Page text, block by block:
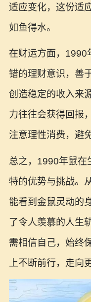
适应变化，这份适
如鱼得水。
在财运方面，1990
错的理财意识，善
创造稳定的收入来
力往往会获得回报
注意理性消费，避
总之，1990年鼠在
特的优势与挑战。
能看到金鼠灵动的
了令人羡慕的人生
需相信自己，始终
上不断前行，走向